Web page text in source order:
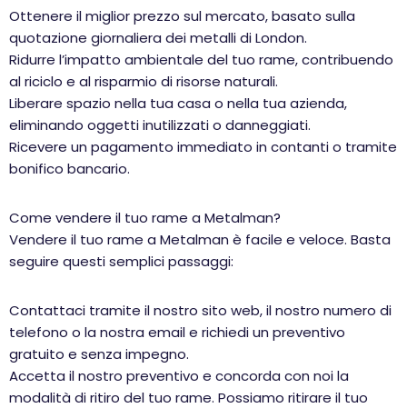
Ottenere il miglior prezzo sul mercato, basato sulla
quotazione giornaliera dei metalli di London.
Ridurre l’impatto ambientale del tuo rame, contribuendo
al riciclo e al risparmio di risorse naturali.
Liberare spazio nella tua casa o nella tua azienda,
eliminando oggetti inutilizzati o danneggiati.
Ricevere un pagamento immediato in contanti o tramite
bonifico bancario.
Come vendere il tuo rame a Metalman?
Vendere il tuo rame a Metalman è facile e veloce. Basta
seguire questi semplici passaggi:
Contattaci tramite il nostro sito web, il nostro numero di
telefono o la nostra email e richiedi un preventivo
gratuito e senza impegno.
Accetta il nostro preventivo e concorda con noi la
modalità di ritiro del tuo rame. Possiamo ritirare il tuo